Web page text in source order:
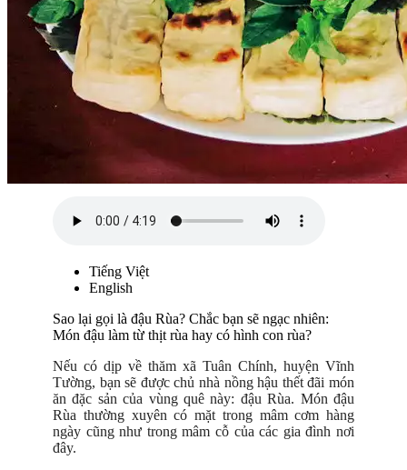
Tiếng Việt
English
Sao lại gọi là đậu Rùa? Chắc bạn sẽ ngạc nhiên:
Món đậu làm từ thịt rùa hay có hình con rùa?
Nếu có dịp về thăm xã Tuân Chính, huyện Vĩnh
Tường, bạn sẽ được chủ nhà nồng hậu thết đãi món
ăn đặc sản của vùng quê này: đậu Rùa. Món đậu
Rùa thường xuyên có mặt trong mâm cơm hàng
ngày cũng như trong mâm cỗ của các gia đình nơi
đây.